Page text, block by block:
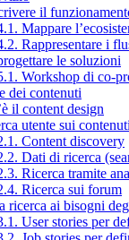
il
Mappare
Rappresentare i
le soluzioni
Workshop di co-
dei contenuti
il content design
utente sui
Content discovery
Dati di ricerca
Ricerca tramite
Ricerca sui forum
ricerca ai bisogni
User stories per